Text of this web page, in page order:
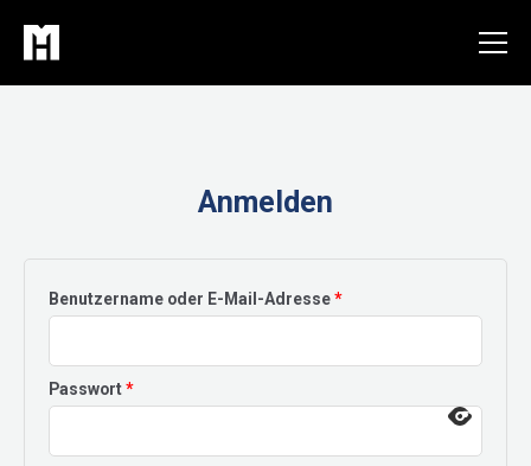
Inhalt
springen
Anmelden
Benutzername oder E-Mail-Adresse*Erforderlich
Passwort*Erforderlich